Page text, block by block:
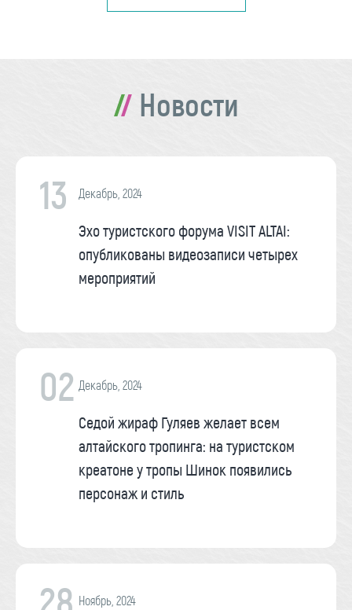
Новости
13 Декабрь, 2024
Эхо туристского форума VISIT ALTAI:
опубликованы видеозаписи четырех
мероприятий
02 Декабрь, 2024
Седой жираф Гуляев желает всем
алтайского тропинга: на туристском
креатоне у тропы Шинок появились
персонаж и стиль
Ноябрь, 2024